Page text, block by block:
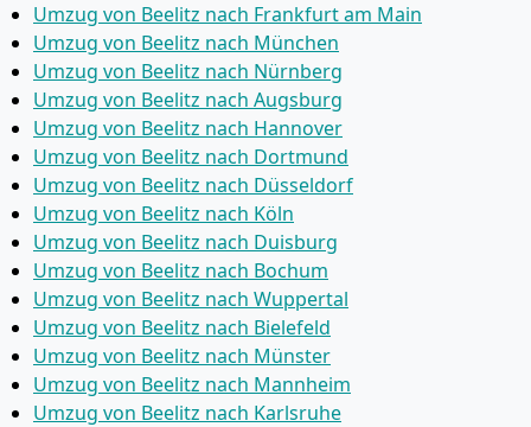
Umzug von Beelitz nach Frankfurt am Main
Umzug von Beelitz nach München
Umzug von Beelitz nach Nürnberg
Umzug von Beelitz nach Augsburg
Umzug von Beelitz nach Hannover
Umzug von Beelitz nach Dortmund
Umzug von Beelitz nach Düsseldorf
Umzug von Beelitz nach Köln
Umzug von Beelitz nach Duisburg
Umzug von Beelitz nach Bochum
Umzug von Beelitz nach Wuppertal
Umzug von Beelitz nach Bielefeld
Umzug von Beelitz nach Münster
Umzug von Beelitz nach Mannheim
Umzug von Beelitz nach Karlsruhe